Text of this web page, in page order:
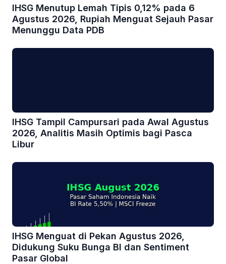
IHSG Menutup Lemah Tipis 0,12% pada 6
Agustus 2026, Rupiah Menguat Sejauh Pasar
Menunggu Data PDB
IHSG Tampil Campursari pada Awal Agustus
2026, Analitis Masih Optimis bagi Pasca
Libur
IHSG Menguat di Pekan Agustus 2026,
Didukung Suku Bunga BI dan Sentiment
Pasar Global